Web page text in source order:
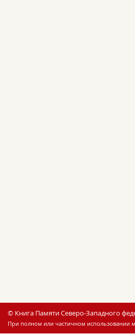
© Книга Памяти Северо-Западного
При полном или частичном использовании